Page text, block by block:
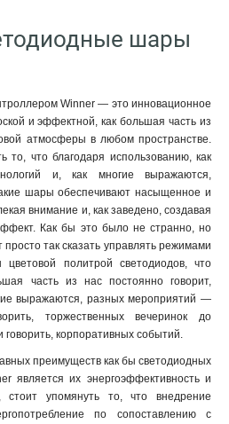
шары
Winner — это инновационное
и эффектной, как большая часть из
атмосферы в любом пространстве.
то, что благодаря использованию, как
и, как многие выражаются,
шары обеспечивают насыщенное и
внимание и, как заведено, создавая
Как бы это было не странно, но
так сказать управлять режимами
политрой светодиодов, что
часть из нас постоянно говорит,
выражаются, разных мероприятий —
торжественных вечеринок до
корпоративных событий.
преимуществ как бы светодиодных
является их энергоэффективность и
стоит упомянуть то, что внедрение
по сопоставлению с